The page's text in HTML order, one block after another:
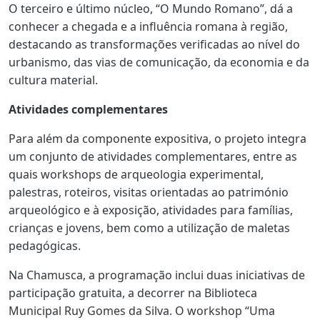
O terceiro e último núcleo, “O Mundo Romano”, dá a
conhecer a chegada e a influência romana à região,
destacando as transformações verificadas ao nível do
urbanismo, das vias de comunicação, da economia e da
cultura material.
Atividades complementares
Para além da componente expositiva, o projeto integra
um conjunto de atividades complementares, entre as
quais workshops de arqueologia experimental,
palestras, roteiros, visitas orientadas ao património
arqueológico e à exposição, atividades para famílias,
crianças e jovens, bem como a utilização de maletas
pedagógicas.
Na Chamusca, a programação inclui duas iniciativas de
participação gratuita, a decorrer na Biblioteca
Municipal Ruy Gomes da Silva. O workshop “Uma